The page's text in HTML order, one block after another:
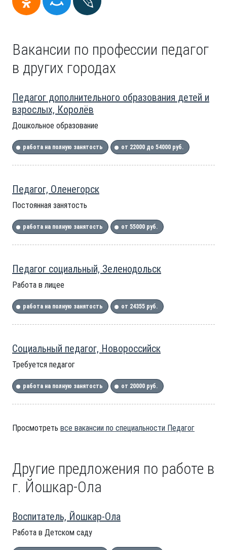
Вакансии по профессии педагог
в других городах
Педагог дополнительного образования детей и
взрослых, Королёв
Дошкольное образование
работа на полную занятость от 22000 до 54000 руб.
Педагог, Оленегорск
Постоянная занятость
работа на полную занятость от 55000 руб.
Педагог социальный, Зеленодольск
Работа в лицее
работа на полную занятость от 24355 руб.
Социальный педагог, Новороссийск
Требуется педагог
работа на полную занятость от 20000 руб.
Просмотреть все вакансии по специальности Педагог
Другие предложения по работе в
г. Йошкар-Ола
Воспитатель, Йошкар-Ола
Работа в Детском саду